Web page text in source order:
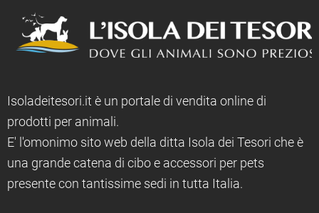
Isoladeitesori.it è un portale di vendita online di
prodotti per animali.
E' l'omonimo sito web della ditta Isola dei Tesori che è
una grande catena di cibo e accessori per pets
presente con tantissime sedi in tutta Italia.